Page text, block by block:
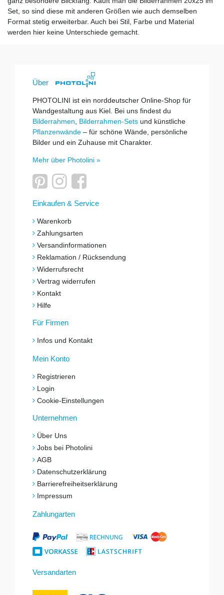
Set, so sind diese mit anderen Größen wie auch demselben
Format stetig erweiterbar. Auch bei Stil, Farbe und Material
werden hier keine Unterschiede gemacht.
Über
PHOTOLINI ist ein norddeutscher Online-Shop für
Wandgestaltung aus Kiel. Bei uns findest du
Bilderrahmen
Bilderrahmen-Sets und künstliche
Pflanzenwände – für schöne Wände, persönliche
Bilder und ein Zuhause mit Charakter.
Mehr über Photolini »
Einkaufen & Service
Warenkorb
Zahlungsarten
Versandinformationen
Reklamation / Rücksendung
Widerrufsrecht
Vertrag widerrufen
Kontakt
Hilfe
Für Firmen
Infos und Kontakt
Mein Konto
Registrieren
Login
Cookie-Einstellungen
Unternehmen
Über Uns
Jobs bei Photolini
AGB
Datenschutzerklärung
Barrierefreiheitserklärung
Impressum
Zahlungarten
Versandarten